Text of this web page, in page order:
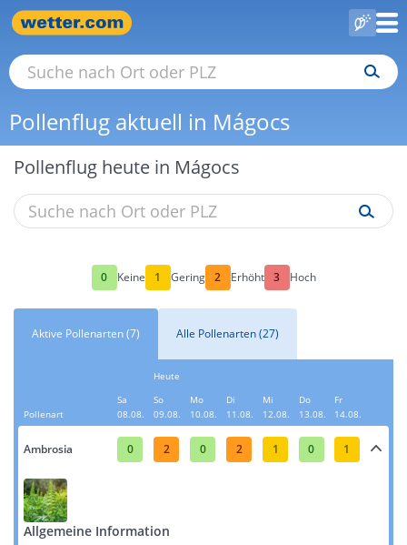
Pollenflug aktuell in Mágocs
Pollenflug heute in Mágocs
0 Keine 1 Gering 2 Erhöht 3 Hoch
Aktive Pollenarten (7) Alle Pollenarten (27)
Pollenart
Sa
08.08.
Heute
So
09.08.
Mo
10.08.
Di
11.08.
Mi
12.08.
Do
13.08.
Fr
14.08.
Ambrosia 0 2 0 2 1 0 1
Allgemeine Information